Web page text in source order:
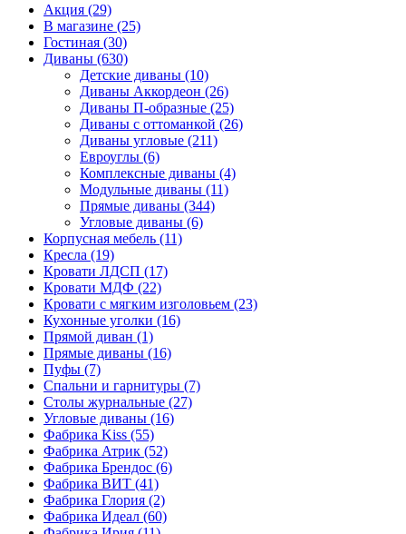
Акция (29)
В магазине (25)
Гостиная (30)
Диваны (630)
Детские диваны (10)
Диваны Аккордеон (26)
Диваны П-образные (25)
Диваны с оттоманкой (26)
Диваны угловые (211)
Евроуглы (6)
Комплексные диваны (4)
Модульные диваны (11)
Прямые диваны (344)
Угловые диваны (6)
Корпусная мебель (11)
Кресла (19)
Кровати ЛДСП (17)
Кровати МДФ (22)
Кровати с мягким изголовьем (23)
Кухонные уголки (16)
Прямой диван (1)
Прямые диваны (16)
Пуфы (7)
Спальни и гарнитуры (7)
Столы журнальные (27)
Угловые диваны (16)
Фабрика Kiss (55)
Фабрика Атрик (52)
Фабрика Брендос (6)
Фабрика ВИТ (41)
Фабрика Глория (2)
Фабрика Идеал (60)